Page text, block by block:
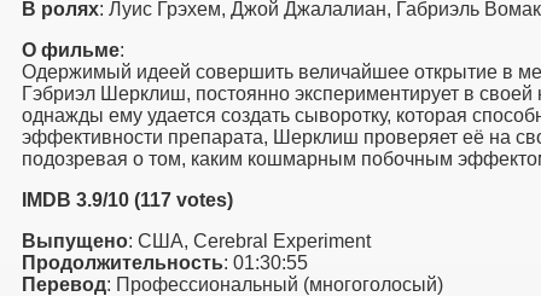
В ролях: Луис Грэхем, Джой Джалалиан, Габриэль
О фильме:
Одержимый идеей совершить величайшее открытие в
Гэбриэл Шерклиш, постоянно экспериментирует в
однажды ему удается создать сыворотку, которая
эффективности препарата, Шерклиш проверяет её на
подозревая о том, каким кошмарным побочным
IMDB 3.9/10 (117 votes)
Выпущено: США, Cerebral Experiment
Продолжительность: 01:30:55
Перевод: Профессиональный (многоголосый)